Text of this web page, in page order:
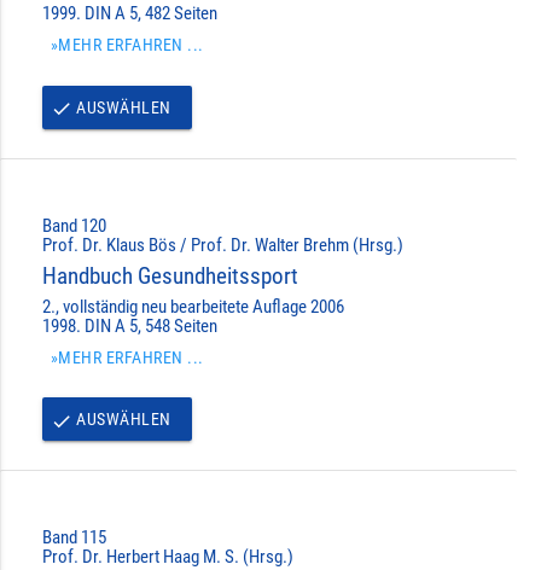
1999. DIN A 5, 482 Seiten
»MEHR ERFAHREN ...
done AUSWÄHLEN
Band 120
Prof. Dr. Klaus Bös / Prof. Dr. Walter Brehm (Hrsg.)
Handbuch Gesundheitssport
2., vollständig neu bearbeitete Auflage 2006
1998. DIN A 5, 548 Seiten
»MEHR ERFAHREN ...
done AUSWÄHLEN
Band 115
Prof. Dr. Herbert Haag M. S. (Hrsg.)